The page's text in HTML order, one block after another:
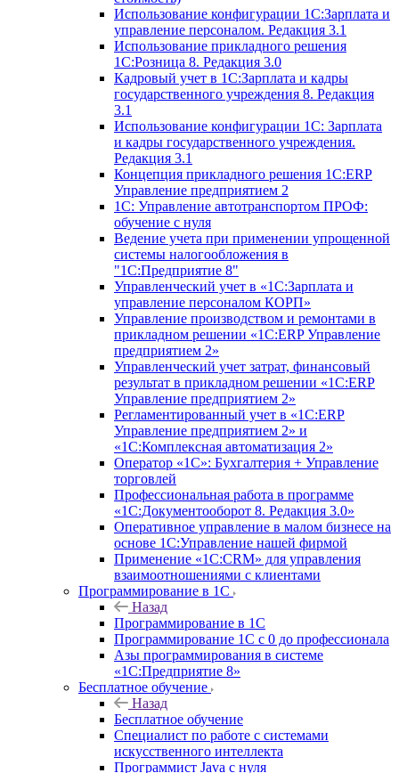
Использование конфигурации 1С:Зарплата и
управление персоналом. Редакция 3.1
Использование прикладного решения
1С:Розница 8. Редакция 3.0
Кадровый учет в 1С:Зарплата и кадры
государственного учреждения 8. Редакция
3.1
Использование конфигурации ‎1С: Зарплата
и кадры государственного учреждения.
Редакция 3.1
Концепция прикладного решения 1С:ERP
Управление предприятием 2
1С: Управление автотранспортом ПРОФ:
обучение с нуля
Ведение учета при применении упрощенной
системы налогообложения в
"1С:Предприятие 8"
Управленческий учет в «1C:Зарплата и
управление персоналом КОРП»
Управление производством и ремонтами в
прикладном решении «1С:ERP Управление
предприятием 2»
Управленческий учет затрат, финансовый
результат в прикладном решении «1С:ERP
Управление предприятием 2»
Регламентированный учет в «1С:ERP
Управление предприятием 2» и
«1С:Комплексная автоматизация 2»
Оператор «1С»: Бухгалтерия + Управление
торговлей
Профессиональная работа в программе
«1С:Документооборот 8. Редакция 3.0»
Оперативное управление в малом бизнесе на
основе 1С:Управление нашей фирмой
Применение «1С:CRM» для управления
взаимоотношениями с клиентами
Программирование в 1С
Назад
Программирование в 1С
Программирование 1С с 0 до профессионала
Азы программирования в системе
«1С:Предприятие 8»
Бесплатное обучение
Назад
Бесплатное обучение
Специалист по работе с системами
искусственного интеллекта
Программист Java с нуля